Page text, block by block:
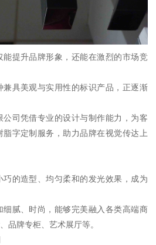
提升品牌形象，还能在激烈的市场竞
具美观与实用性的标识产品，正逐渐
司凭借专业的设计与制作能力，为客
脂字定制服务，助力品牌在视觉传达上
的造型、均匀柔和的发光效果，成为
腻、时尚，能够完美融入各类高端商
品牌专柜、艺术展厅等。